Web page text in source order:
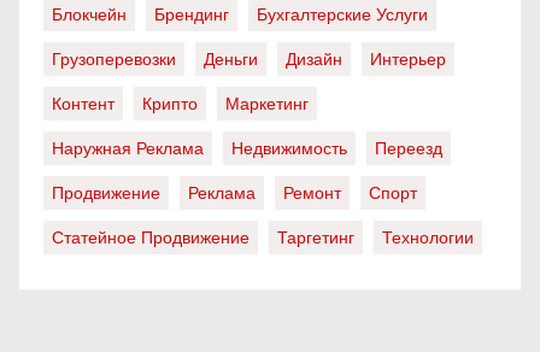
Блокчейн
Брендинг
Бухгалтерские Услуги
Грузоперевозки
Деньги Дизайн
Интерьер
Контент
Крипто
Маркетинг
Наружная Реклама
Недвижимость
Переезд
Продвижение
Реклама Ремонт
Спорт
Статейное Продвижение
Таргетинг Технологии